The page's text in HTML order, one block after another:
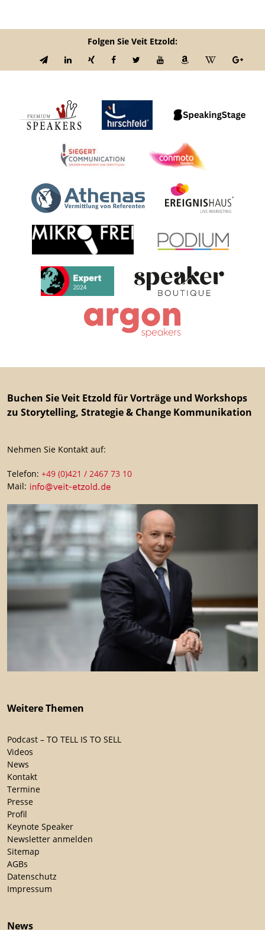
Folgen Sie Veit Etzold:
Buchen Sie Veit Etzold für Vorträge und Workshops
zu Storytelling, Strategie & Change Kommunikation
Nehmen Sie Kontakt auf:
Telefon: +49 (0)421 / 2467 73 10
Mail:
Weitere Themen
Podcast – TO TELL IS TO SELL
Videos
News
Kontakt
Termine
Presse
Profil
Keynote Speaker
Newsletter anmelden
Sitemap
AGBs
Datenschutz
Impressum
News